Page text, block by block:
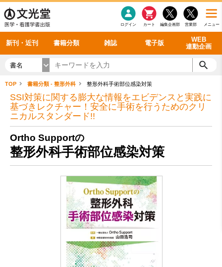
メニュー
営業部
編集企画部
カート
ログイン
新刊・近刊 書籍分類 雑誌 電子版
WEB
連動企画
感染症 老年医学
看護・介護
呼吸器
循環器
シリーズ一覧
雑誌投稿規定
理学療法
雑誌案内・年間購読 最新号 バックナンバー
電子書籍
電子雑誌
書籍「データに基づく臨床動作分析」WEB動画
書籍「眼手術学」WEB動画
書籍「神経症候学 II 改訂第二版」 WEB動画
新刊一覧
今後の発行予定
書名
TOP 書籍分類 - 整形外科 整形外科手術部位感染対策
SSI対策に関する膨大な情報をエビデンスと実践に
基づきレクチャー！安全に手術を行うためのクリ
ニカルスタンダード!!
Ortho Supportの
整形外科手術部位感染対策